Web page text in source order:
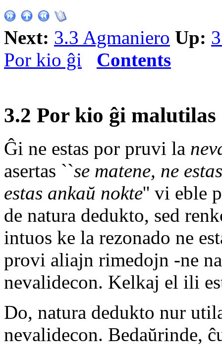
Next: 3.3 Agmaniero Up:
Por kio ĝi
Contents
3.2 Por kio ĝi malutilas
Ĝi ne estas por pruvi la
asertas ``se matene, ne
estas ankaŭ nokte'' vi eble
de natura dedukto, sed
intuos ke la rezonado ne
provi aliajn rimedojn -ne
nevalidecon. Kelkaj el ili
Do, natura dedukto nur
nevalidecon. Bedaŭrinde,